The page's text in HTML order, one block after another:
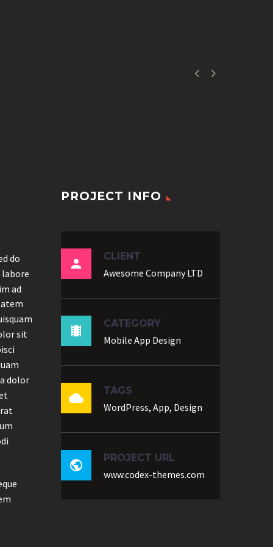
 
do
ad
sit
dolor
PROJECT INFO

CLIENT
Awesome Company LTD

CATEGORY
Mobile App Design

TAGS
WordPress, App, Design

PROJECT URL
www.codex-themes.com